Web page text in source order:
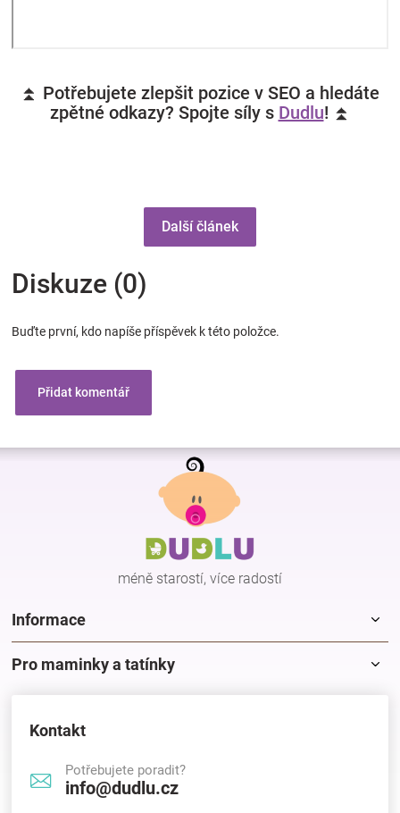
⏫ Potřebujete zlepšit pozice v SEO a hledáte
zpětné odkazy? Spojte síly s Dudlu! ⏫
Další článek
Diskuze (0)
Buďte první, kdo napíše příspěvek k této položce.
Přidat komentář
Z
méně starostí, více radostí
Informace
Pro maminky a tatínky
Kontakt
Potřebujete poradit?
info@dudlu.cz